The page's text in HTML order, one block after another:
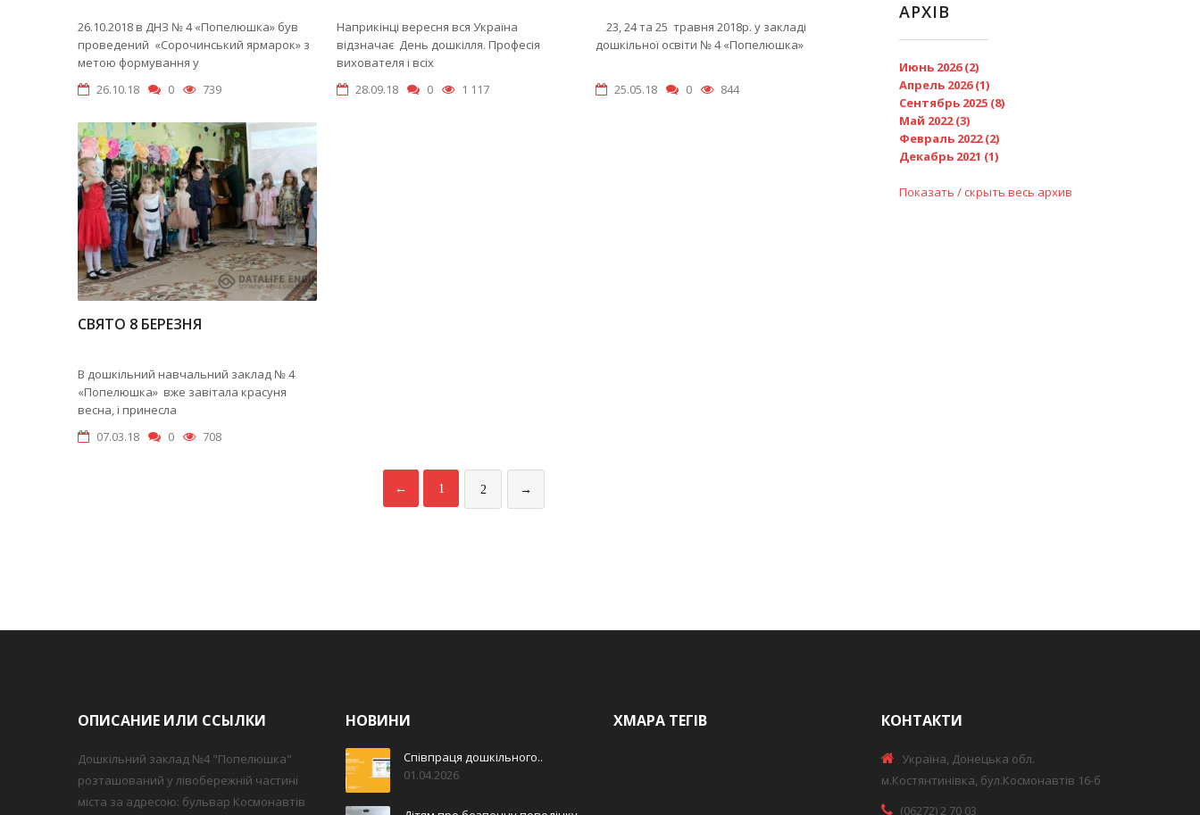
26.10.2018 в ДНЗ № 4 «Попелюшка» був
проведений «Сорочинський ярмарок» з
метою формування у
26.10.18
0 739
Наприкінці вересня вся Україна
відзначає День дошкілля. Професія
вихователя і всіх
28.09.18
0 1 117
23, 24 та 25 травня 2018р. у закладі
дошкільної освіти № 4 «Попелюшка»
25.05.18 0 844
СВЯТО 8 БЕРЕЗНЯ
В дошкільний навчальний заклад № 4
«Попелюшка» вже завітала красуня
весна, і принесла
07.03.18
0 708
← 1 2 →
АРХІВ
Июнь 2026 (2)
Апрель 2026 (1)
Сентябрь 2025 (8)
Май 2022 (3)
Февраль 2022 (2)
Декабрь 2021 (1)
Показать / скрыть весь архив
ОПИСАНИЕ ИЛИ ССЫЛКИ
Дошкільний заклад №4 "Попелюшка"
розташований у лівобережній частині
міста за адресою: бульвар Космонавтів
НОВИНИ
Співпраця дошкільного..
01.04.2026
ХМАРА ТЕГІВ КОНТАКТИ
Україна, Донецька обл.
м.Костянтинівка, бул.Космонавтів 16-б
(06272) 2 70 03